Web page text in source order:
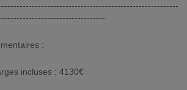
:
incluses : 4130€